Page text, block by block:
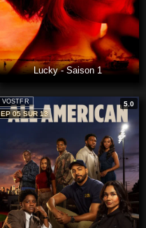
Lucky - Saison 1
VOSTFR
5.0
EP 05 SUR 13